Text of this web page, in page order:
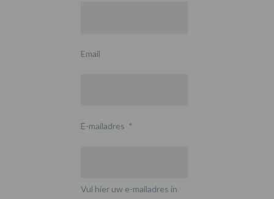
Email
E-mailadres *
Vul hier uw e-mailadres in